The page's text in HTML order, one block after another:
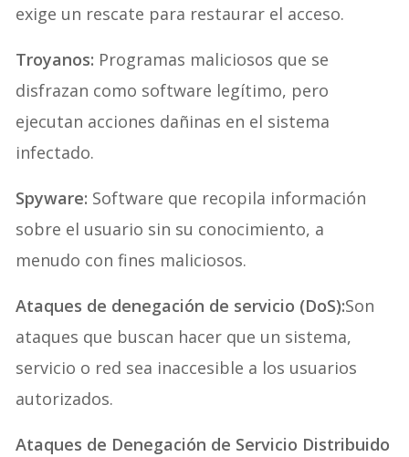
exige un rescate para restaurar el acceso.
Troyanos: Programas maliciosos que se
disfrazan como software legítimo, pero
ejecutan acciones dañinas en el sistema
infectado.
Spyware: Software que recopila información
sobre el usuario sin su conocimiento, a
menudo con fines maliciosos.
Ataques de denegación de servicio (DoS):Son
ataques que buscan hacer que un sistema,
servicio o red sea inaccesible a los usuarios
autorizados.
Ataques de Denegación de Servicio Distribuido